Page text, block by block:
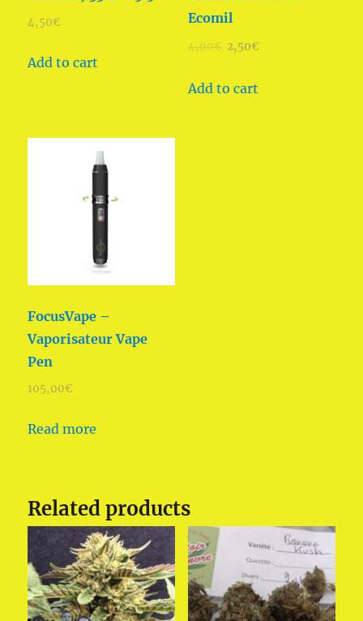
4,50€
Add to cart
Ecomil
4,00€ 2,50€
Add to cart
FocusVape –
Vaporisateur Vape
Pen
105,00€
Read more
Related products